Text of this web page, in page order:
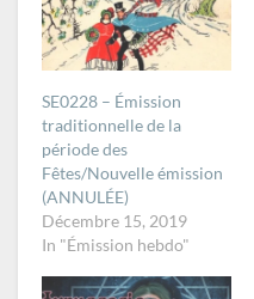
SE0228 – Émission
traditionnelle de la
période des
Fêtes/Nouvelle émission
(ANNULÉE)
Décembre 15, 2019
In "Émission hebdo"